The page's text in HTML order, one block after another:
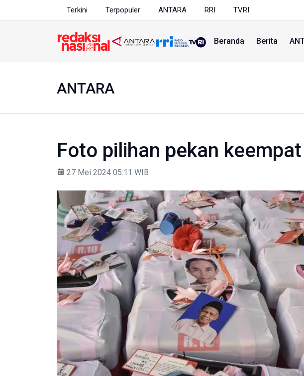
Terkini Terpopuler ANTARA RRI TVRI
Beranda Berita
ANTARA
Foto pilihan pekan
27 Mei 2024 05:11 WIB